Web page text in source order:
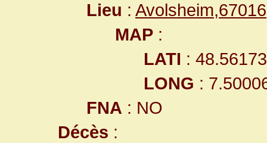
Lieu :
MAP :
LATI :
LONG :
FNA : NO
Décès :